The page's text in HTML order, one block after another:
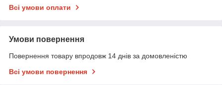
Всі умови оплати
Умови повернення
Повернення товару впродовж 14 днів за домовленістю
Всі умови повернення